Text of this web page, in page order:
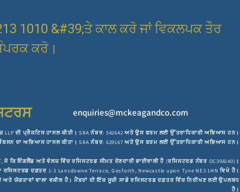
1010 &#39;ਤੇ ਕਾਲ ਕਰੋ ਜਾਂ ਵਿਕਲਪਕ ਤੌਰ
ਕਰੋ।
enquiries@mckeagandco.com
ਦੀ ਪ੍ਰੈਕਟਿਸ ਹਾਸਲ ਕੀਤੀ। SRA ਨੰਬਰ: 542642 ਅਤੇ ਉਸ ਫਰਮ ਲਈ ਉੱਤਰਾਧਿਕਾਰੀ ਅਭਿਆਸ ਹਨ।
ਦਾ ਅਭਿਆਸ ਹਾਸਲ ਕੀਤਾ। SRA ਨੰਬਰ: 629167 ਅਤੇ ਉਸ ਫਰਮ ਲਈ ਉੱਤਰਾਧਿਕਾਰੀ ਅਭਿਆਸ ਹਨ।
ਹੈ, ਜੋ ਕਿ ਇੰਗਲੈਂਡ ਅਤੇ ਵੇਲਜ਼ ਵਿੱਚ ਰਜਿਸਟਰਡ ਸੀਮਤ ਦੇਣਦਾਰੀ ਭਾਈਵਾਲੀ ਹੈ (ਰਜਿਸਟਰਡ ਨੰਬਰ OC398140)।
ਰਜਿਸਟਰਡ ਦਫ਼ਤਰ 1-3 Lansdowne Terrace, Gosforth, Newcastle upon Tyne NE3 1HN ਵਿਖੇ ਹੈ।
ਅਤੇ ਯੋਗਤਾਵਾਂ ਵਾਲਾ ਵਕੀਲ ਹੈ। ਮੈਂਬਰਾਂ ਦੀ ਇੱਕ ਸੂਚੀ ਸਾਡੇ ਰਜਿਸਟਰਡ ਦਫ਼ਤਰ ਵਿੱਚ ਨਿਰੀਖਣ ਲਈ ਉਪਲਬਧ
ਹੈ।